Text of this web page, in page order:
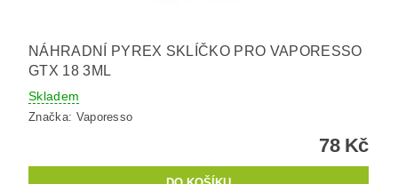
NÁHRADNÍ PYREX SKLÍČKO PRO VAPORESSO
GTX 18 3ML
Skladem
Značka: Vaporesso
78 Kč